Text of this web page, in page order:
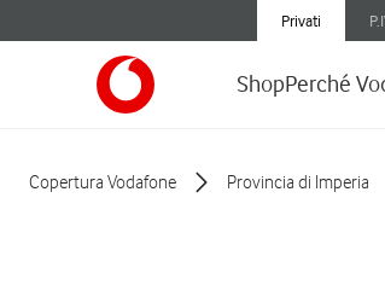
Privati
ShopPerché
Copertura Vodafone Provincia di Imperia